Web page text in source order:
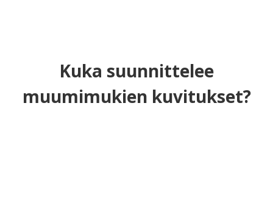
Kuka suunnittelee
muumimukien kuvitukset?